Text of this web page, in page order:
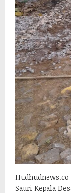
Hudhudnews.co
Sauri Kepala